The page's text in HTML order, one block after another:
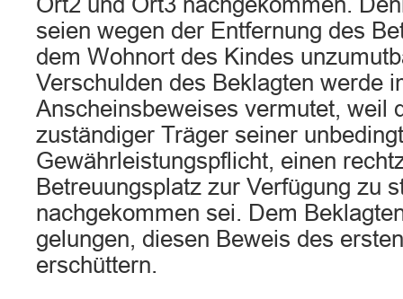
seien wegen der Entfernung des
dem Wohnort des Kindes
Verschulden des Beklagten werde
Anscheinsbeweises vermutet, weil
zuständiger Träger seiner
Gewährleistungspflicht, einen
Betreuungsplatz zur Verfügung zu
nachgekommen sei. Dem
gelungen, diesen Beweis des
erschüttern.